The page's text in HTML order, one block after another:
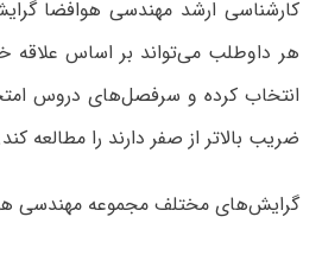
کارشناسی ارشد مهندسی هوافضا
هر داوطلب می‌تواند بر اساس علاقه
انتخاب کرده و سرفصل‌های دروس
ضریب بالاتر از صفر دارند را مطالعه
گرایش‌های مختلف مجموعه مهندسی